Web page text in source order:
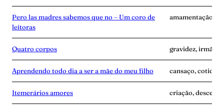
Pero las madres sabemos que no – Um coro de
leitoras
amamentação,
Quatro corpos gravidez,
Aprendendo todo dia a ser a mãe do meu filho cansaço,
Itemerários amores criação,